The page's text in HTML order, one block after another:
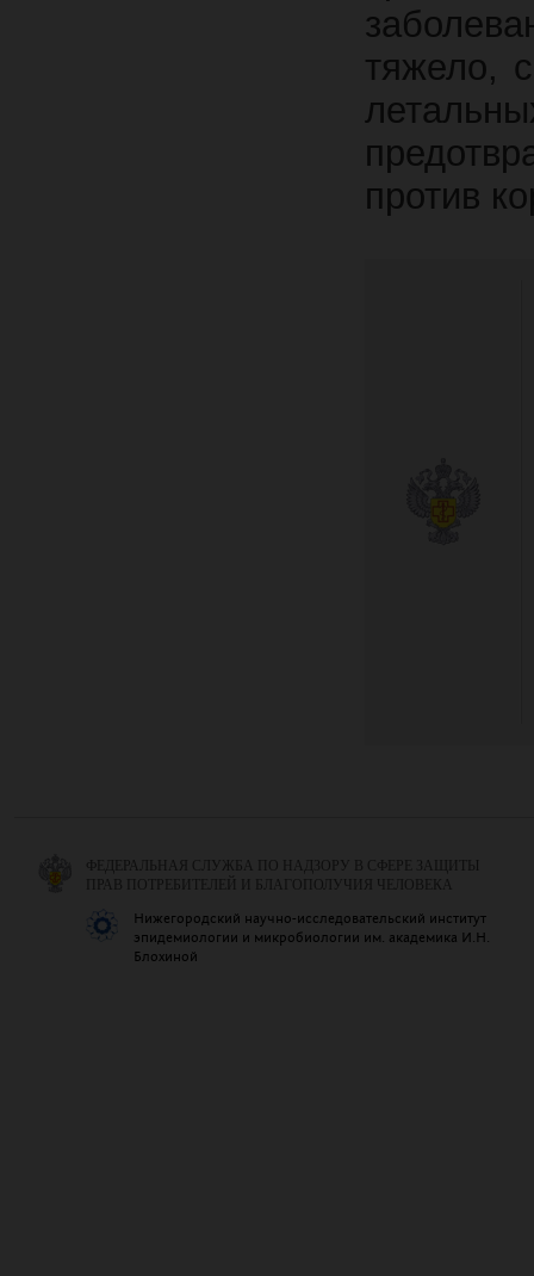
тяжело,
против
ФЕДЕРАЛЬНАЯ СЛУЖБА ПО НАДЗОРУ В СФЕРЕ ЗАЩИТЫ
ПРАВ ПОТРЕБИТЕЛЕЙ И БЛАГОПОЛУЧИЯ ЧЕЛОВЕКА
Нижегородский научно-исследовательский институт
эпидемиологии и микробиологии им. академика И.Н.
Блохиной